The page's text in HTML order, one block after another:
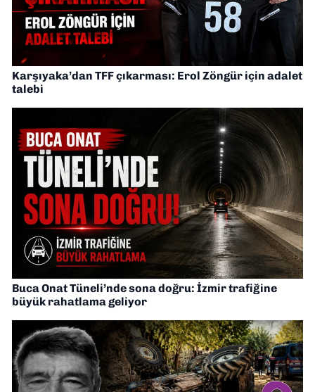
Karşıyaka’dan TFF çıkarması: Erol Zöngür için adalet
talebi
Buca Onat Tüneli’nde sona doğru: İzmir trafiğine
büyük rahatlama geliyor